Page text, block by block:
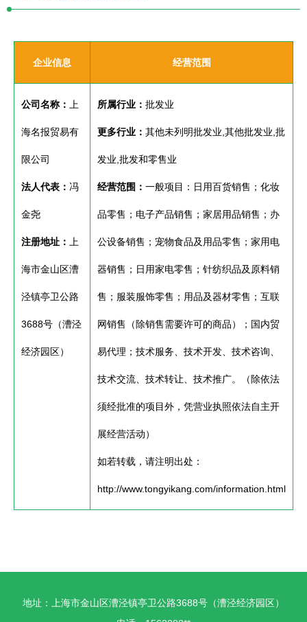
企业信息 经营范围
公司名称： 上
海名报贸易有
限公司
法人代表： 冯
金尧
注册地址： 上
海市金山区漕
泾镇亭卫公路
3688号（漕泾
经济园区）
所属行业： 批发业
更多行业： 其他未列明批发业,其他批发业,批
发业,批发和零售业
经营范围： 一般项目：日用百货销售；化妆
品零售；电子产品销售；家居用品销售；办
公设备销售；宠物食品及用品零售；家用电
器销售；日用家电零售；针纺织品及原料销
售；服装服饰零售；用品及器材零售；互联
网销售（除销售需要许可的商品）；国内贸
易代理；技术服务、技术开发、技术咨询、
技术交流、技术转让、技术推广。（除依法
须经批准的项目外，凭营业执照依法自主开
展经营活动）
如若转载，请注明出处：
http://www.tongyikang.com/information.html
地址：上海市金山区漕泾镇亭卫公路3688号（漕泾经济园区）